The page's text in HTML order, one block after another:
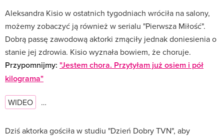
Aleksandra Kisio w ostatnich tygodniach wróciła na salony,
możemy zobaczyć ją również w serialu "Pierwsza Miłość".
Dobrą passę zawodową aktorki zmąciły jednak doniesienia o
stanie jej zdrowia. Kisio wyznała bowiem, że choruje.
Przypomnijmy: "Jestem chora. Przytyłam już osiem i pół
kilograma"
WIDEO …
Dziś aktorka gościła w studiu "Dzień Dobry TVN", aby